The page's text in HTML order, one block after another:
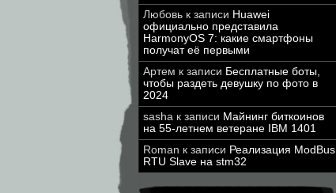
Любовь к записи Huawei
официально представила
HarmonyOS 7: какие смартфоны
получат её первыми
Артем к записи Бесплатные боты,
чтобы раздеть девушку по фото в
2024
sasha к записи Майнинг биткоинов
на 55-летнем ветеране IBM 1401
Roman к записи Реализация ModBus
RTU Slave на stm32